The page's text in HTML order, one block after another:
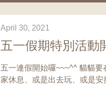
April 30, 2021
五一假期特別活動
五一連假開始囉~~~^^ 貓貓
家休息、或是出去玩、或是